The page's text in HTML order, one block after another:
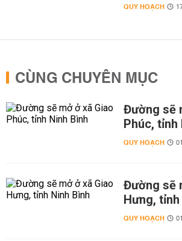
QUY HOẠCH
CÙNG CHUYÊN MỤC
Đường sẽ
Phúc, tỉnh
QUY HOẠCH
Đường sẽ
Hưng,
QUY HOẠCH